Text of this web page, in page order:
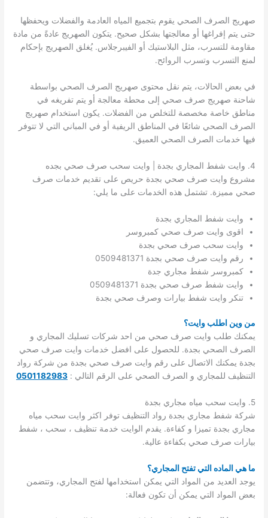
صهريج الصرف الصحي يقوم بتجميع المياه العادمة والفضلات ويحفظها
حتى يتم إفراغها أو معالجتها بشكل صحيح. يتكون الصهريج عادةً من مادة
مقاومة للتسرب، مثل البلاستيك أو الفيبرجلاس. يُغلق الصهريج بإحكام
لمنع التسرب وتسرب الروائح.
في بعض الحالات، يتم نقل محتوى صهريج الصرف الصحي بواسطة
شاحنة صهريج صرف صحي إلى محطة معالجة أو يتم تفريغه في
مناطق خاصة مخصصة للتخلص من الفضلات. يكون استخدام صهريج
الصرف الصحي شائعًا في المناطق الريفية أو في المباني التي لا تتوفر
فيها خدمات الصرف الصحي العميق.
4. وايت شفط المجاري بجدة | وايت سحب صرف صحي بجده
مشروع وايت صرف صحي بجدة حريص على تقديم خدمات صرف
صحي مميزة. تشتمل هذه الخدمات على ما يلي:
وايت شفط المجاري بجدة
اقوى وايت صرف صحي كمبروسر
وايت سحب صرف صحي بجدة
رقم وايت صرف صحي بجدة 0509481371
كمبروسر شفط مجاري جدة
وايت شفط صرف صحي بجدة 0509481371
تنكر وايت شفط بيارات وصرف صحي بجدة
من وين اطلب وايت؟
يمكنك طلب وايت صرف صحي من احد شركات تسليك المجاري و
الصرف الصحي بجدة. للحصول على افضل خدمات وايت صرف صحي
بجدة يمكنك الاتصال على رقم وايت صرف صحي بجدة من شركة رواد
التنظيف للمجاري و الصرف الصحي على الرقم التالي :0501182983
5. وايت سحب مياه مجاري بجدة
شركة شفط مجاري بجدة رواد التنظيف توفر اكثر وايت سحب مياه
مجاري بجدة تميزا و كفاءة. يقدم الوايت خدمة تنظيف ، سحب ، شفط
بيارات صرف صحي بكفاءة عالية.
ما هي الماده التي تفتح المجاري؟
يوجد العديد من المواد التي يمكن استخدامها لفتح المجاري، وتتضمن
بعض المواد التي يمكن أن تكون فعالة: